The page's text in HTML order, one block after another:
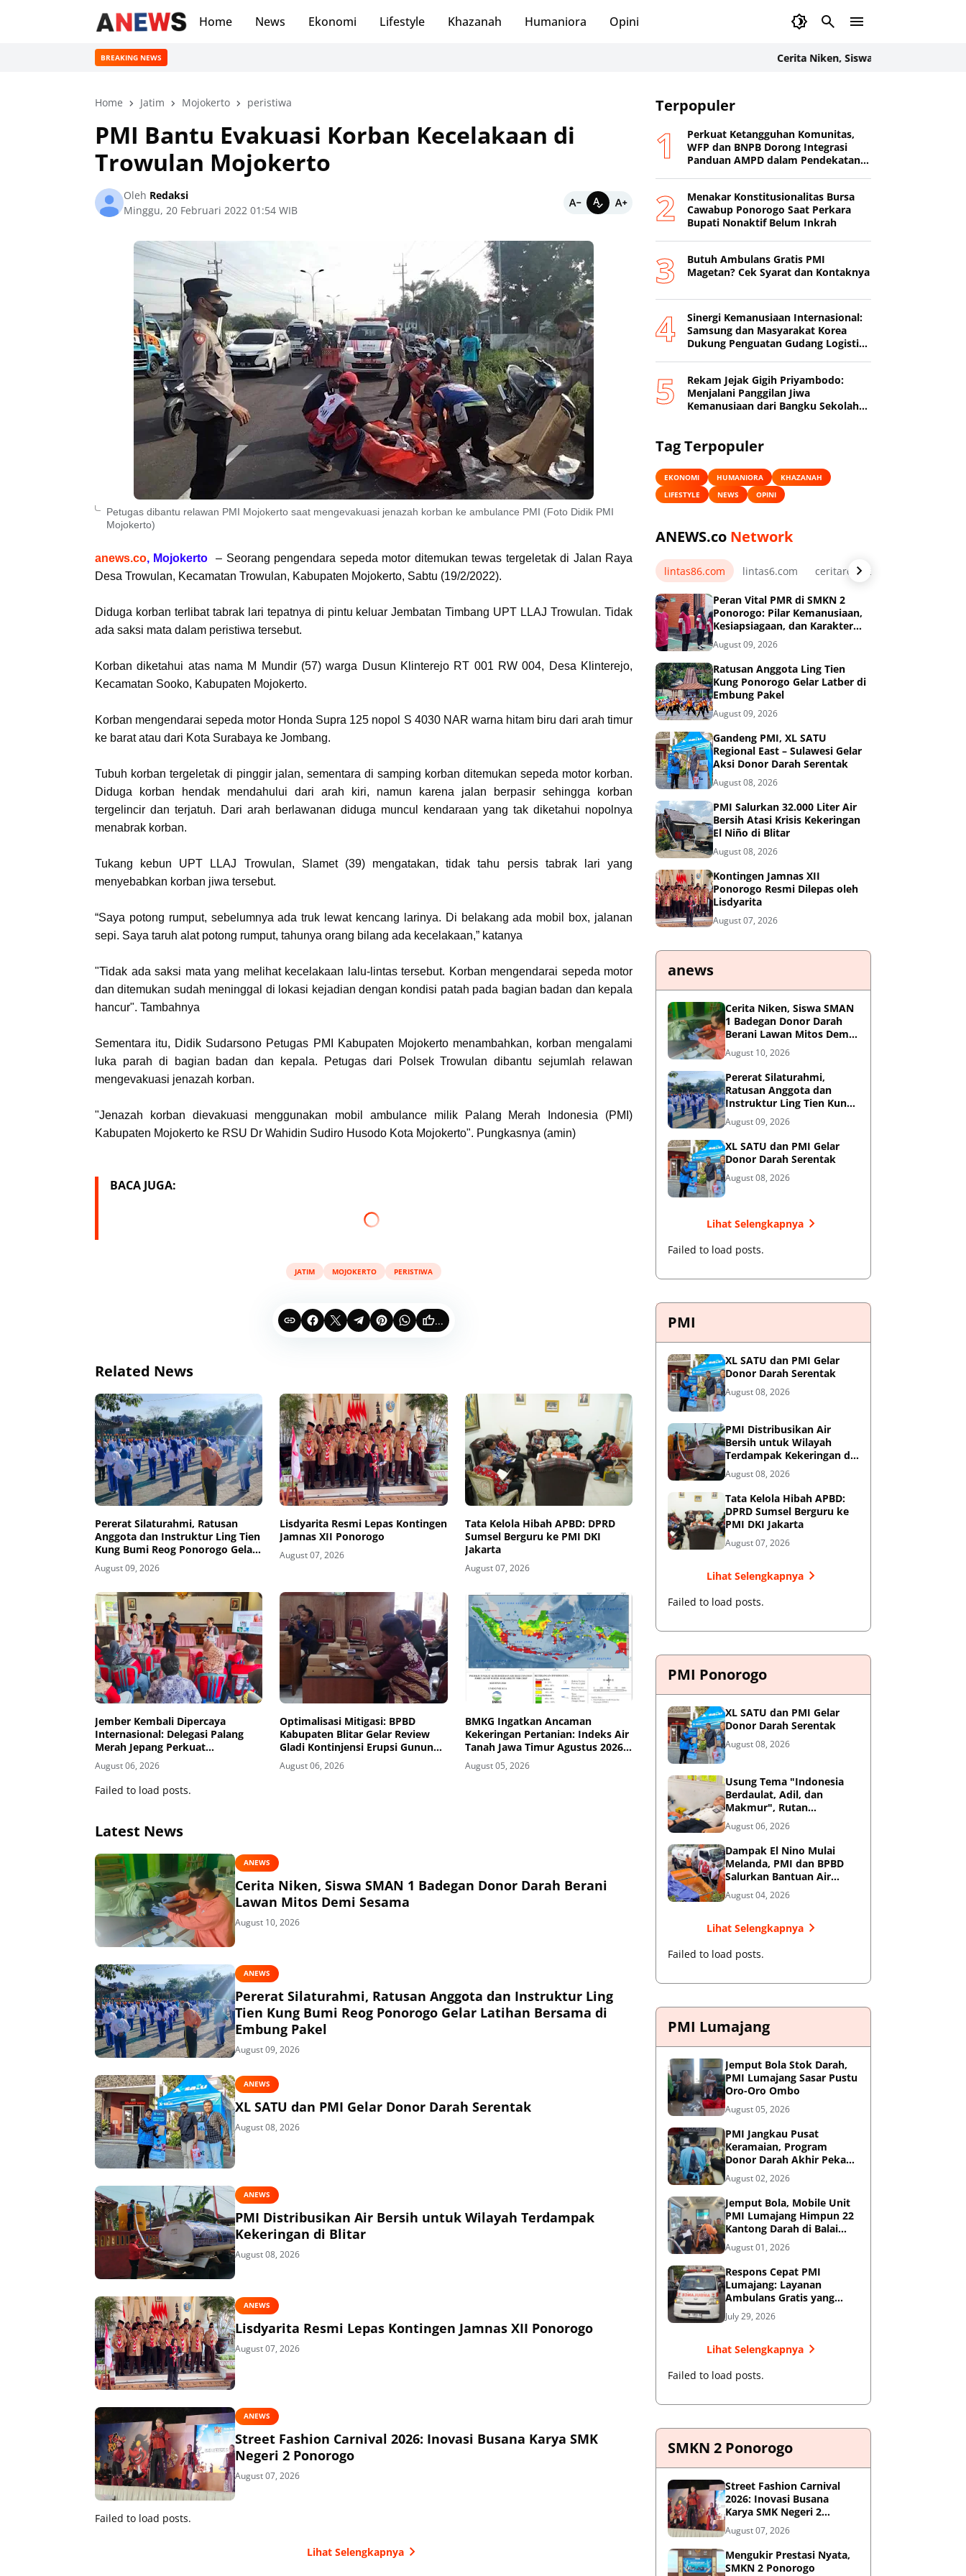
Home News Ekonomi Lifestyle Khazanah Humaniora Opini
BREAKING NEWS Cerita Niken, Siswa SMAN 1 Badegan Donor
Home Jatim Mojokerto peristiwa
PMI Bantu Evakuasi Korban Kecelakaan di
Trowulan Mojokerto
Oleh Redaksi
Minggu, 20 Februari 2022 01:54 WIB
Petugas dibantu relawan PMI Mojokerto saat mengevakuasi jenazah korban ke ambulance PMI (Foto Didik PMI
Mojokerto)
anews.co, Mojokerto – Seorang pengendara sepeda motor ditemukan tewas tergeletak di Jalan Raya
Desa Trowulan, Kecamatan Trowulan, Kabupaten Mojokerto, Sabtu (19/2/2022).
Diduga korban terlibat tabrak lari tepatnya di pintu keluar Jembatan Timbang UPT LLAJ Trowulan. Tidak
ada saksi mata dalam peristiwa tersebut.
Korban diketahui atas nama M Mundir (57) warga Dusun Klinterejo RT 001 RW 004, Desa Klinterejo,
Kecamatan Sooko, Kabupaten Mojokerto.
Korban mengendarai sepeda motor Honda Supra 125 nopol S 4030 NAR warna hitam biru dari arah timur
ke barat atau dari Kota Surabaya ke Jombang.
Tubuh korban tergeletak di pinggir jalan, sementara di samping korban ditemukan sepeda motor korban.
Diduga korban hendak mendahului dari arah kiri, namun karena jalan berpasir sehingga korban
tergelincir dan terjatuh. Dari arah berlawanan diduga muncul kendaraan yang tak diketahui nopolnya
menabrak korban.
Tukang kebun UPT LLAJ Trowulan, Slamet (39) mengatakan, tidak tahu persis tabrak lari yang
menyebabkan korban jiwa tersebut.
“Saya potong rumput, sebelumnya ada truk lewat kencang larinya. Di belakang ada mobil box, jalanan
sepi. Saya taruh alat potong rumput, tahunya orang bilang ada kecelakaan,” katanya
"Tidak ada saksi mata yang melihat kecelakaan lalu-lintas tersebut. Korban mengendarai sepeda motor
dan ditemukan sudah meninggal di lokasi kejadian dengan kondisi patah pada bagian badan dan kepala
hancur". Tambahnya
Sementara itu, Didik Sudarsono Petugas PMI Kabupaten Mojokerto menambahkan, korban mengalami
luka parah di bagian badan dan kepala. Petugas dari Polsek Trowulan dibantu sejumlah relawan
mengevakuasi jenazah korban.
"Jenazah korban dievakuasi menggunakan mobil ambulance milik Palang Merah Indonesia (PMI)
Kabupaten Mojokerto ke RSU Dr Wahidin Sudiro Husodo Kota Mojokerto". Pungkasnya (amin)
BACA JUGA:
JATIM MOJOKERTO PERISTIWA
...
Related News
Pererat Silaturahmi, Ratusan
Anggota dan Instruktur Ling Tien
Kung Bumi Reog Ponorogo Gelar
Latihan Bersama di Embung
Pakel
August 09, 2026
Lisdyarita Resmi Lepas Kontingen
Jamnas XII Ponorogo
August 07, 2026
Tata Kelola Hibah APBD: DPRD
Sumsel Berguru ke PMI DKI
Jakarta
August 07, 2026
Jember Kembali Dipercaya
Internasional: Delegasi Palang
Merah Jepang Perkuat
Kesiapsiagaan Bencana di
Kawasan Pesisir dan Sekolah
August 06, 2026
Optimalisasi Mitigasi: BPBD
Kabupaten Blitar Gelar Review
Gladi Kontinjensi Erupsi Gunung
Kelud
August 06, 2026
BMKG Ingatkan Ancaman
Kekeringan Pertanian: Indeks Air
Tanah Jawa Timur Agustus 2026
Masuk Kategori Kurang
August 05, 2026
Failed to load posts.
Latest News
ANEWS
Cerita Niken, Siswa SMAN 1 Badegan Donor Darah Berani
Lawan Mitos Demi Sesama
August 10, 2026
ANEWS
Pererat Silaturahmi, Ratusan Anggota dan Instruktur Ling
Tien Kung Bumi Reog Ponorogo Gelar Latihan Bersama di
Embung Pakel
August 09, 2026
ANEWS
XL SATU dan PMI Gelar Donor Darah Serentak
August 08, 2026
ANEWS
PMI Distribusikan Air Bersih untuk Wilayah Terdampak
Kekeringan di Blitar
August 08, 2026
ANEWS
Lisdyarita Resmi Lepas Kontingen Jamnas XII Ponorogo
August 07, 2026
ANEWS
Street Fashion Carnival 2026: Inovasi Busana Karya SMK
Negeri 2 Ponorogo
August 07, 2026
Failed to load posts.
Lihat Selengkapnya
Terpopuler
Perkuat Ketangguhan Komunitas,
WFP dan BNPB Dorong Integrasi
Panduan AMPD dalam Pendekatan
Menakar Konstitusionalitas Bursa
Cawabup Ponorogo Saat Perkara
Bupati Nonaktif Belum Inkrah
Butuh Ambulans Gratis PMI
Magetan? Cek Syarat dan Kontaknya
Sinergi Kemanusiaan Internasional:
Samsung dan Masyarakat Korea
Dukung Penguatan Gudang Logistik
Rekam Jejak Gigih Priyambodo:
Menjalani Panggilan Jiwa
Kemanusiaan dari Bangku Sekolah
Tag Terpopuler
EKONOMI HUMANIORA
KHAZANAH
LIFESTYLE
NEWS OPINI
ANEWS.co Network
lintas86.com lintas6.com ceritarelawan.my.id
Peran Vital PMR di SMKN 2
Ponorogo: Pilar Kemanusiaan,
Kesiapsiagaan, dan Karakter
Ekstrakurikuler Sekolah
August 09, 2026
Ratusan Anggota Ling Tien
Kung Ponorogo Gelar Latber di
Embung Pakel
August 09, 2026
Gandeng PMI, XL SATU
Regional East – Sulawesi Gelar
Aksi Donor Darah Serentak
August 08, 2026
PMI Salurkan 32.000 Liter Air
Bersih Atasi Krisis Kekeringan
El Niño di Blitar
August 08, 2026
Kontingen Jamnas XII
Ponorogo Resmi Dilepas oleh
Lisdyarita
August 07, 2026
anews
Cerita Niken, Siswa SMAN
1 Badegan Donor Darah
Berani Lawan Mitos Demi
Sesama
August 10, 2026
Pererat Silaturahmi,
Ratusan Anggota dan
Instruktur Ling Tien Kung
Bumi Reog Ponorogo Gelar
Latihan Bersama di
Embung Pakel
August 09, 2026
XL SATU dan PMI Gelar
Donor Darah Serentak
August 08, 2026
Lihat Selengkapnya
Failed to load posts.
PMI
XL SATU dan PMI Gelar
Donor Darah Serentak
August 08, 2026
PMI Distribusikan Air
Bersih untuk Wilayah
Terdampak Kekeringan di
Blitar
August 08, 2026
Tata Kelola Hibah APBD:
DPRD Sumsel Berguru ke
PMI DKI Jakarta
August 07, 2026
Lihat Selengkapnya
Failed to load posts.
PMI Ponorogo
XL SATU dan PMI Gelar
Donor Darah Serentak
August 08, 2026
Usung Tema "Indonesia
Berdaulat, Adil, dan
Makmur", Rutan
Ponorogo Gelar Donor
Darah Kemanusiaan
Sambut HUT RI ke-81
August 06, 2026
Dampak El Nino Mulai
Melanda, PMI dan BPBD
Salurkan Bantuan Air
Bersih ke Desa Terdampak
di Ponorogo
August 04, 2026
Lihat Selengkapnya
Failed to load posts.
PMI Lumajang
Jemput Bola Stok Darah,
PMI Lumajang Sasar Pustu
Oro-Oro Ombo
August 05, 2026
PMI Jangkau Pusat
Keramaian, Program
Donor Darah Akhir Pekan
di GM Plaza Lumajang
Disambut Antusias
August 02, 2026
Jemput Bola, Mobile Unit
PMI Lumajang Himpun 22
Kantong Darah di Balai
Desa Jatirejo Kunir
August 01, 2026
Respons Cepat PMI
Lumajang: Layanan
Ambulans Gratis yang
Wajib Diketahui Warga
July 29, 2026
Lihat Selengkapnya
Failed to load posts.
SMKN 2 Ponorogo
Street Fashion Carnival
2026: Inovasi Busana
Karya SMK Negeri 2
Ponorogo
August 07, 2026
Mengukir Prestasi Nyata,
SMKN 2 Ponorogo